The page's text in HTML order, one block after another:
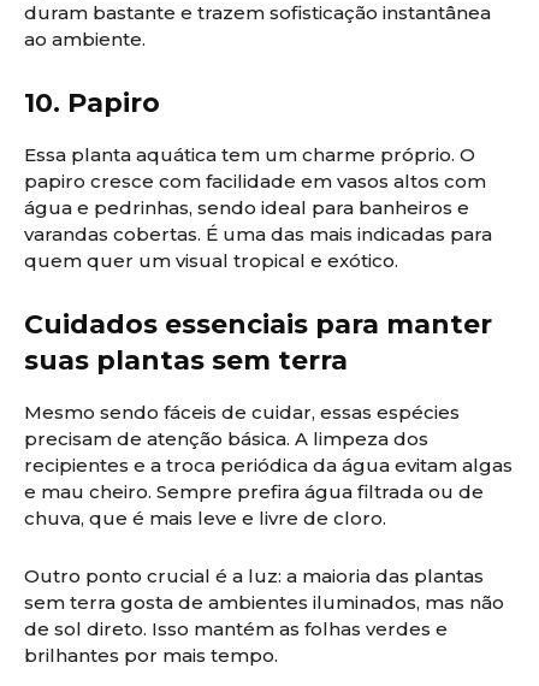
duram bastante e trazem sofisticação instantânea
ao ambiente.
10. Papiro
Essa planta aquática tem um charme próprio. O
papiro cresce com facilidade em vasos altos com
água e pedrinhas, sendo ideal para banheiros e
varandas cobertas. É uma das mais indicadas para
quem quer um visual tropical e exótico.
Cuidados essenciais para manter
suas plantas sem terra
Mesmo sendo fáceis de cuidar, essas espécies
precisam de atenção básica. A limpeza dos
recipientes e a troca periódica da água evitam algas
e mau cheiro. Sempre prefira água filtrada ou de
chuva, que é mais leve e livre de cloro.
Outro ponto crucial é a luz: a maioria das plantas
sem terra gosta de ambientes iluminados, mas não
de sol direto. Isso mantém as folhas verdes e
brilhantes por mais tempo.